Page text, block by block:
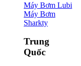
Máy Bơm Lubi
Máy Bơm
Sharkty
Trung
Quốc